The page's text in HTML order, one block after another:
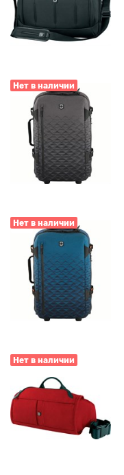
Нет в наличии
Нет в наличии
Нет в наличии